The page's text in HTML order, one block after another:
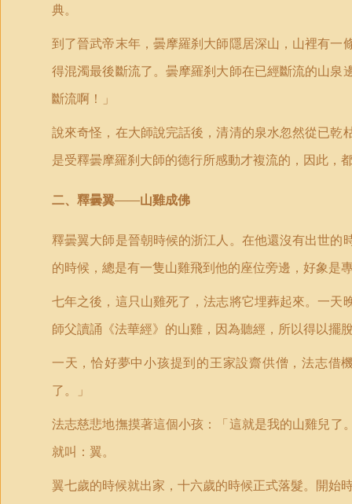
典。
到了晉武帝末年，曇摩羅刹大師隱居深山，山裡有
得混濁最後斷流了。曇摩羅刹大師在已經斷流的山
斷流啊！」
說來奇怪，在大師說完話後，清清的泉水忽然從已
是受釋曇摩羅刹大師的德行所感動才複流的，因此，
二、釋曇翼——山雞成佛
釋曇翼大師是晉朝時候的浙江人。在他還沒有出世
的時候，總是有一隻山雞飛到他的座位旁邊，好象是
七年之後，這只山雞死了，法志將它埋葬起來。一
師父讀誦《法華經》的山雞，因為聽經，所以得以擺
一天，恰好夢中小孩提到的王家設齋供僧，法志借
了。」
法志慈悲地撫摸著這個小孩：「這就是我的山雞兒了
就叫：翼。
翼七歲的時候就出家，十六歲的時候正式落髮。開始